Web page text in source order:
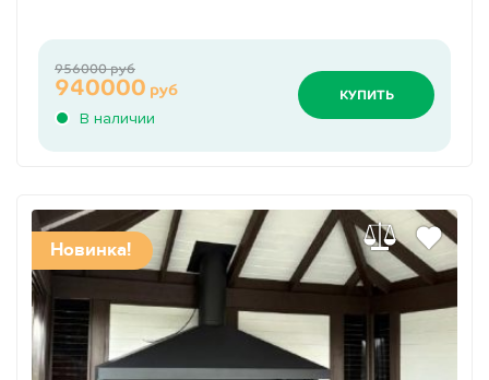
В наличии
940000 руб
956000 руб
КУПИТЬ
Новинка!